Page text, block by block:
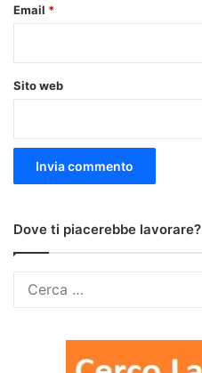
Email *
Sito web
Dove ti piacerebbe lavorare?